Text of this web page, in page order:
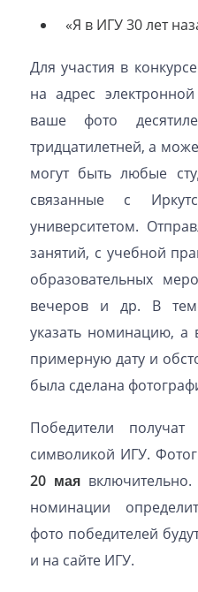
«Я в ИГУ 30 лет
Для участия в
на адрес
ваше фото
тридцатилетней, а
могут быть любые
связанные с
университетом.
занятий, с учебной
образовательных
вечеров и др. В
указать номинацию,
примерную дату и
была сделана
Победители
символикой ИГУ.
20 маявключительно.
номинации
фото победителей
и на сайте ИГУ.